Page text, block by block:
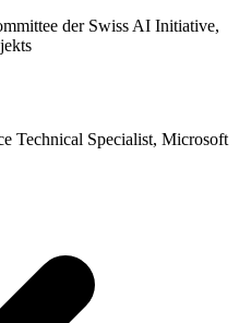
der Swiss AI Initiative,
Technical Specialist, Microsoft